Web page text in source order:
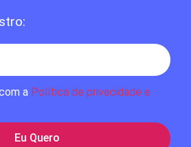
a Política de privacidade e
Eu Quero